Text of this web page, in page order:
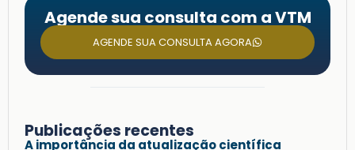
Agende sua consulta com a VTM
AGENDE SUA CONSULTA AGORA
Publicações recentes
A importância da atualização científica